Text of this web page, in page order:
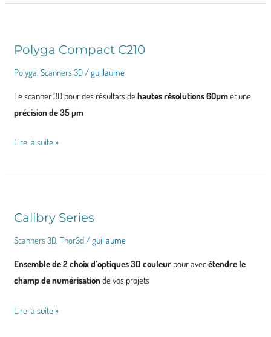
Polyga Compact C210
Polyga,Scanners 3D /guillaume
Le scanner 3D pour des résultats dehautes résolutions 60µmet une
précision de 35 µm
Polyga
C210
Lire la suite »
Calibry Series
Scanners 3D,Thor3d/guillaume
Ensemble de 2 choix d’optiques 3D couleur pour avecétendre le
champ de numérisationde vos projets
Calibry
Lire la suite »